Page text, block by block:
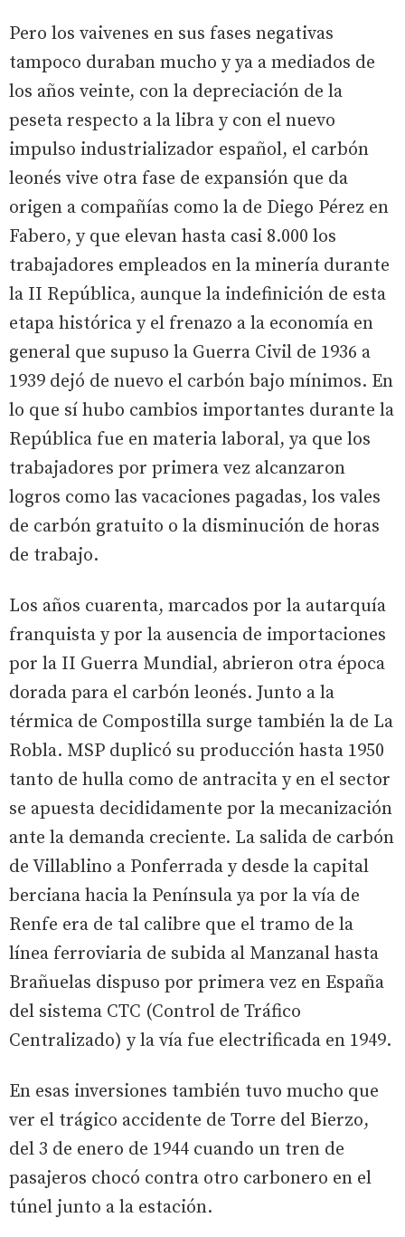
Pero los vaivenes en sus fases negativas
tampoco duraban mucho y ya a mediados de
los años veinte, con la depreciación de la
peseta respecto a la libra y con el nuevo
impulso industrializador español, el carbón
leonés vive otra fase de expansión que da
origen a compañías como la de Diego Pérez en
Fabero, y que elevan hasta casi 8.000 los
trabajadores empleados en la minería durante
la II República, aunque la indefinición de esta
etapa histórica y el frenazo a la economía en
general que supuso la Guerra Civil de 1936 a
1939 dejó de nuevo el carbón bajo mínimos. En
lo que sí hubo cambios importantes durante la
República fue en materia laboral, ya que los
trabajadores por primera vez alcanzaron
logros como las vacaciones pagadas, los vales
de carbón gratuito o la disminución de horas
de trabajo.
Los años cuarenta, marcados por la autarquía
franquista y por la ausencia de importaciones
por la II Guerra Mundial, abrieron otra época
dorada para el carbón leonés. Junto a la
térmica de Compostilla surge también la de La
Robla. MSP duplicó su producción hasta 1950
tanto de hulla como de antracita y en el sector
se apuesta decididamente por la mecanización
ante la demanda creciente. La salida de carbón
de Villablino a Ponferrada y desde la capital
berciana hacia la Península ya por la vía de
Renfe era de tal calibre que el tramo de la
línea ferroviaria de subida al Manzanal hasta
Brañuelas dispuso por primera vez en España
del sistema CTC (Control de Tráfico
Centralizado) y la vía fue electrificada en 1949.
En esas inversiones también tuvo mucho que
ver el trágico accidente de Torre del Bierzo,
del 3 de enero de 1944 cuando un tren de
pasajeros chocó contra otro carbonero en el
túnel junto a la estación.